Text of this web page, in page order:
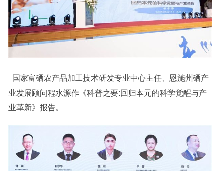
国家富硒农产品加工技术研发专业中心主任、恩施州硒产
业发展顾问程水源作《科普之要:回归本元的科学觉醒与产
业革新》报告。